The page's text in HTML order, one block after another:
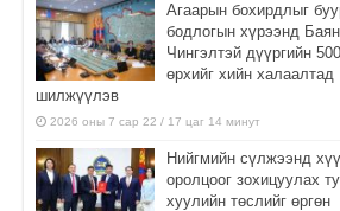
Агаарын бохирдлыг
бодлогын хүрээнд
Чингэлтэй дүүргийн
өрхийг хийн халаалтад
шилжүүлэв
2026 оны 7 сар 22 / 17 цаг 14 минут
Нийгмийн сүлжээнд
оролцоог зохицуулах
хуулийн төслийг өргөн